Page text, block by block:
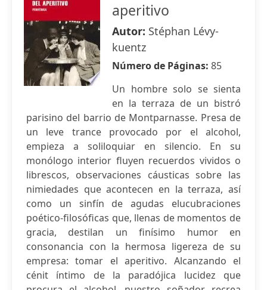
aperitivo
Autor: Stéphan Lévy-
kuentz
Número de Páginas: 85
Un hombre solo se sienta
en la terraza de un bistró
parisino del barrio de Montparnasse. Presa de
un leve trance provocado por el alcohol,
empieza a soliloquiar en silencio. En su
monólogo interior fluyen recuerdos vividos o
librescos, observaciones cáusticas sobre las
nimiedades que acontecen en la terraza, así
como un sinfín de agudas elucubraciones
poético-filosóficas que, llenas de momentos de
gracia, destilan un finísimo humor en
consonancia con la hermosa ligereza de su
empresa: tomar el aperitivo. Alcanzando el
cénit íntimo de la paradójica lucidez que